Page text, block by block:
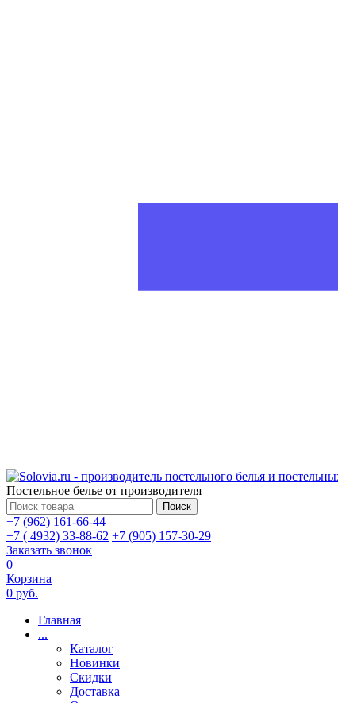
Постельное белье от производителя
Поиск
+7 (962) 161-66-44
+7 ( 4932) 33-88-62 +7 (905) 157-30-29
Заказать звонок
0
Корзина
0 руб.
Главная
...
Каталог
Новинки
Скидки
Доставка